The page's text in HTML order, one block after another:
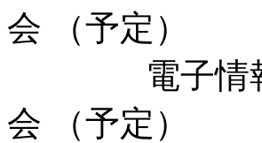
会 （予定）
電子情報通
会 （予定）